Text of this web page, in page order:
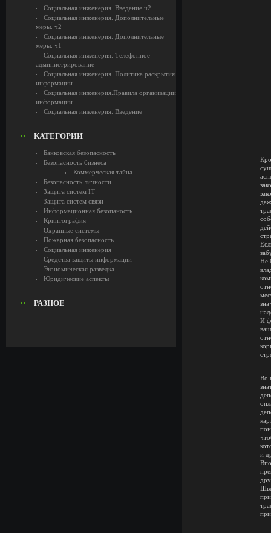
Социальная инженерия. Введение ч2
Социальная инженерия. Дополнительные
меры. ч2
Социальная инженерия. Дополнительные
меры. ч1
Социальная инженерия. Телефонное
администрирование
Социальная инженерия. Политика раскрытия
информации
Социальная инженерия.Правила организации
информации
Социальная инженерия. Введение
КАТЕГОРИИ
Банковская безопасность
Безопасность бизнеса
Коммерческая тайна
Безопасность личности
Защита систем IT
Защита систем связи
Информационная безопаность
Криптография
Охранные системы
Пожарная безопасность
Социальная инженерия
Средства защиты информации
Экономическая разведка
Юридические аспекты
РАЗНОЕ
Не
И
Во
и